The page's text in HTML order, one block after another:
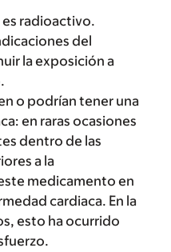
radioactivo.
del
la exposición a
o podrían tener una
en raras ocasiones
dentro de las
a la
medicamento en
cardiaca. En la
esto ha ocurrido